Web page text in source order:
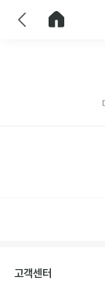
고객센터